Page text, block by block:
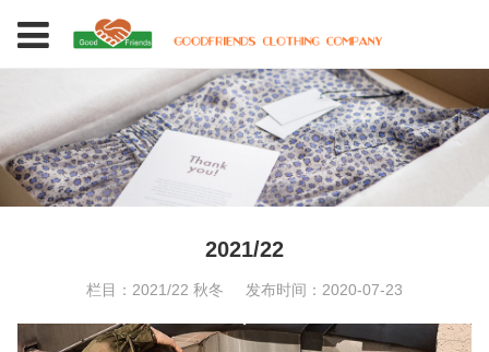
2021/22
栏目：2021/22 秋冬 发布时间：2020-07-23